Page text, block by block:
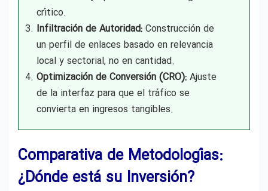
crítico.
Infiltración de Autoridad: Construcción de
un perfil de enlaces basado en relevancia
local y sectorial, no en cantidad.
Optimización de Conversión (CRO): Ajuste
de la interfaz para que el tráfico se
convierta en ingresos tangibles.
Comparativa de Metodologías:
¿Dónde está su Inversión?